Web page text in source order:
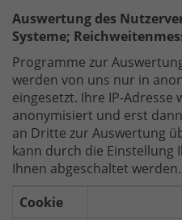
Auswertung des
Systeme;
Programme zur
werden von uns nur in
eingesetzt. Ihre IP-Adresse
anonymisiert und erst
an Dritte zur Auswertung
kann durch die
Ihnen abgeschaltet werden.
Cookie